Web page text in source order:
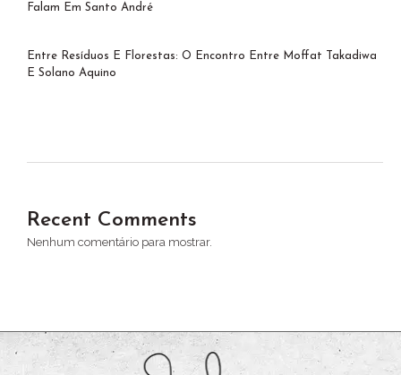
Falam Em Santo André
Entre Resíduos E Florestas: O Encontro Entre Moffat Takadiwa
E Solano Aquino
Recent Comments
Nenhum comentário para mostrar.